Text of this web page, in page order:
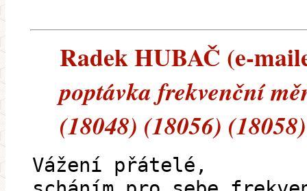
Radek HUBAČ (e-
poptávka frekvenční
(18048) (18056)
Vážení přátelé,